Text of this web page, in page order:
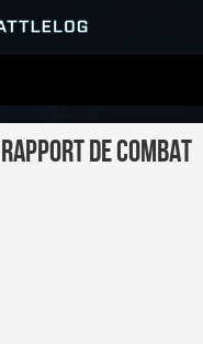
SERVEURS
Rapport de combat